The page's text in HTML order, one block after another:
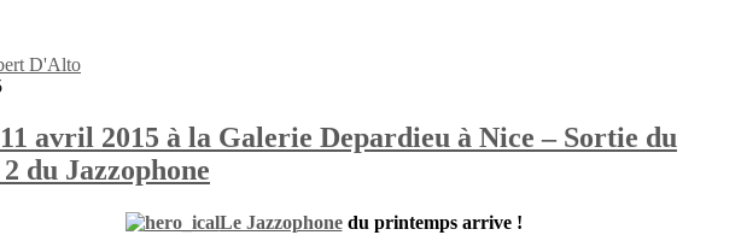
D'Alto
avril 2015 à la Galerie Depardieu à Nice – Sortie du
du Jazzophone
Le Jazzophonedu printemps arrive !